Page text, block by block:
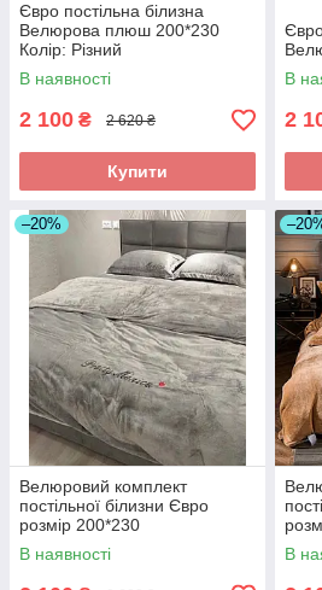
Євро постільна білизна
Велюрова плюш 200*230
Колір: Різний
В наявності
2 100 ₴ 2 620 ₴
Купити
В
2
–20%
Велюровий комплект
постільної білизни Євро
розмір 200*230
В наявності
В